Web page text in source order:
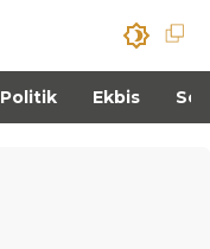
Politik Ekbis